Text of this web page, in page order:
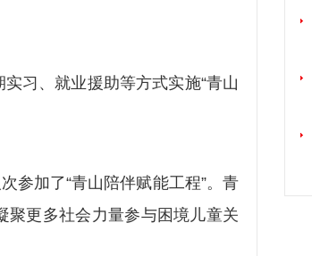
习、就业援助等方式实施“青山
加了“青山陪伴赋能工程”。青
聚更多社会力量参与困境儿童关